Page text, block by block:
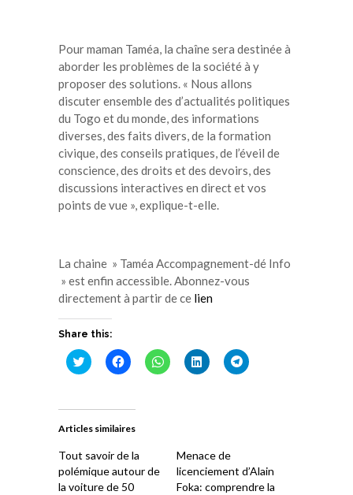
Pour maman Taméa, la chaîne sera destinée à
aborder les problèmes de la société à y
proposer des solutions. « Nous allons
discuter ensemble des d’actualités politiques
du Togo et du monde, des informations
diverses, des faits divers, de la formation
civique, des conseils pratiques, de l’éveil de
conscience, des droits et des devoirs, des
discussions interactives en direct et vos
points de vue », explique-t-elle.
La chaine » Taméa Accompagnement-dé Info
» est enfin accessible. Abonnez-vous
directement à partir de ce lien
Share this:
Cliquez
pour
dans
nouvelle
Cliquez
pour
dans
nouvelle
Cliquez
pour
Cliquez
pour
Cliquez
pour
Articles similaires
Tout savoir de la
polémique autour de
la voiture de 50
Menace de
licenciement d’Alain
Foka: comprendre la